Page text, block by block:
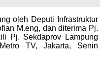
oleh Deputi Infrastruktur
M.eng, dan diterima Pj.
Pj. Sekdaprov Lampung
TV, Jakarta, Senin